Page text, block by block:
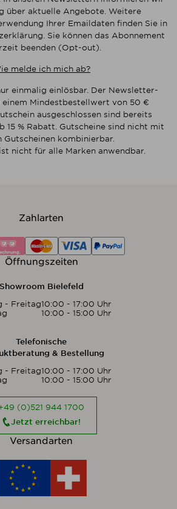
über aktuelle Angebote. Weitere
Ihrer Emaildaten finden Sie in
Sie können das Abonnement
beenden (Opt-out).
melde ich mich ab?
einmalig einlösbar. Der Newsletter-
einem Mindestbestellwert von 50 €
ausgeschlossen sind bereits
15 % Rabatt. Gutscheine sind nicht mit
Gutscheinen kombinierbar.
nicht für alle Marken anwendbar.
Zahlarten
Öffnungszeiten
Showroom Bielefeld
- Freitag10:00 - 17:00 Uhr
10:00 - 15:00 Uhr
Telefonische
& Bestellung
- Freitag10:00 - 17:00 Uhr
10:00 - 15:00 Uhr
(0)521 944 1700
Jetzt erreichbar!
Versandarten